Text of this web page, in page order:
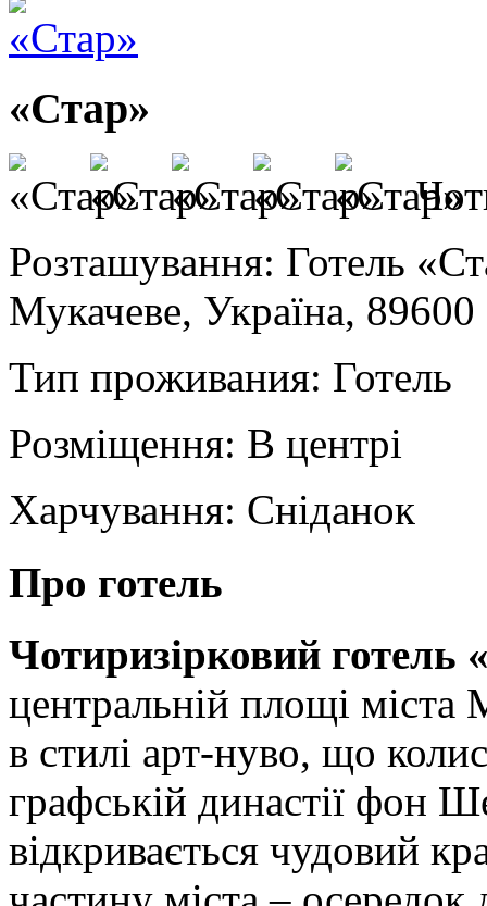
«Стар»
Розташування: Готель
Мукачеве, Україна, 89600
Тип проживания: Готель
Розміщення: В центрі
Харчування: Сніданок
Про готель
Чотиризірковий готель
центральній площі міста
в стилі арт-нуво, що
графській династії фон
відкривається чудовий